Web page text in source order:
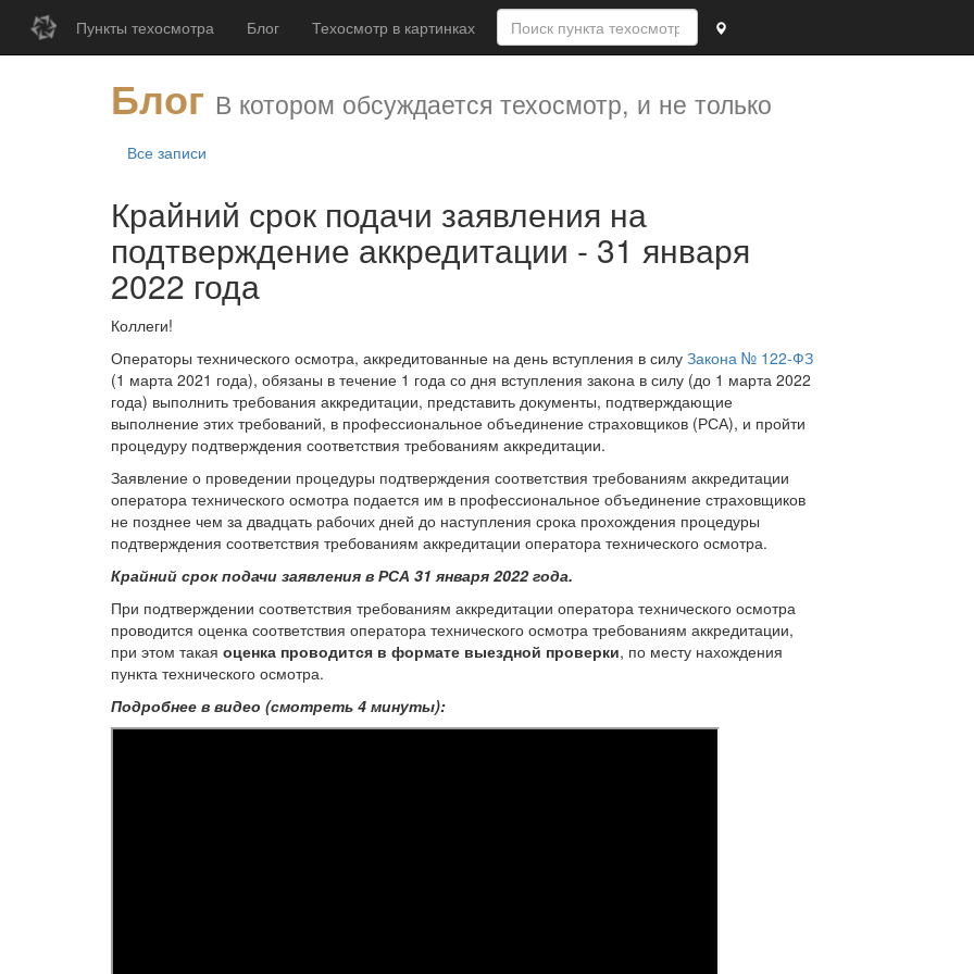
Пункты техосмотра Блог Техосмотр в картинках
Блог В котором обсуждается техосмотр, и не только
Все записи
Крайний срок подачи заявления на
подтверждение аккредитации - 31 января
2022 года
Коллеги!
Операторы технического осмотра, аккредитованные на день вступления в силу Закона № 122-ФЗ
(1 марта 2021 года), обязаны в течение 1 года со дня вступления закона в силу (до 1 марта 2022
года) выполнить требования аккредитации, представить документы, подтверждающие
выполнение этих требований, в профессиональное объединение страховщиков (РСА), и пройти
процедуру подтверждения соответствия требованиям аккредитации.
Заявление о проведении процедуры подтверждения соответствия требованиям аккредитации
оператора технического осмотра подается им в профессиональное объединение страховщиков
не позднее чем за двадцать рабочих дней до наступления срока прохождения процедуры
подтверждения соответствия требованиям аккредитации оператора технического осмотра.
Крайний срок подачи заявления в РСА 31 января 2022 года.
При подтверждении соответствия требованиям аккредитации оператора технического осмотра
проводится оценка соответствия оператора технического осмотра требованиям аккредитации,
при этом такая оценка проводится в формате выездной проверки, по месту нахождения
пункта технического осмотра.
Подробнее в видео (смотреть 4 минуты):